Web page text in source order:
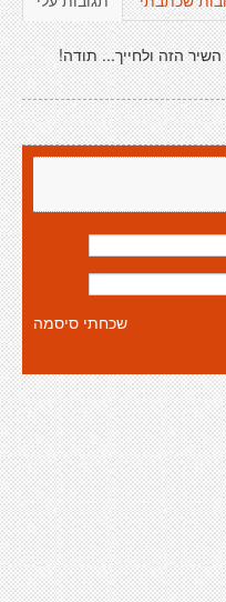
הזה ולחייך... תודה!
שכחתי סיסמה